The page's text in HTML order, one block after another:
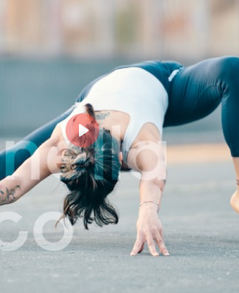
Play
Login
email MindBody (quello che
le lezioni su
Accedi